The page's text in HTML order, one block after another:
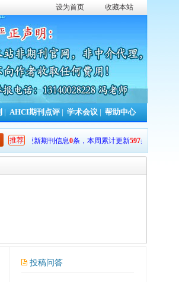
设为首页 收藏本站
AHCI期刊点评 学术会议 帮助中心
推荐
今日更新期刊信息 0条，本周累计更新597条，本年累计更新
投稿问答